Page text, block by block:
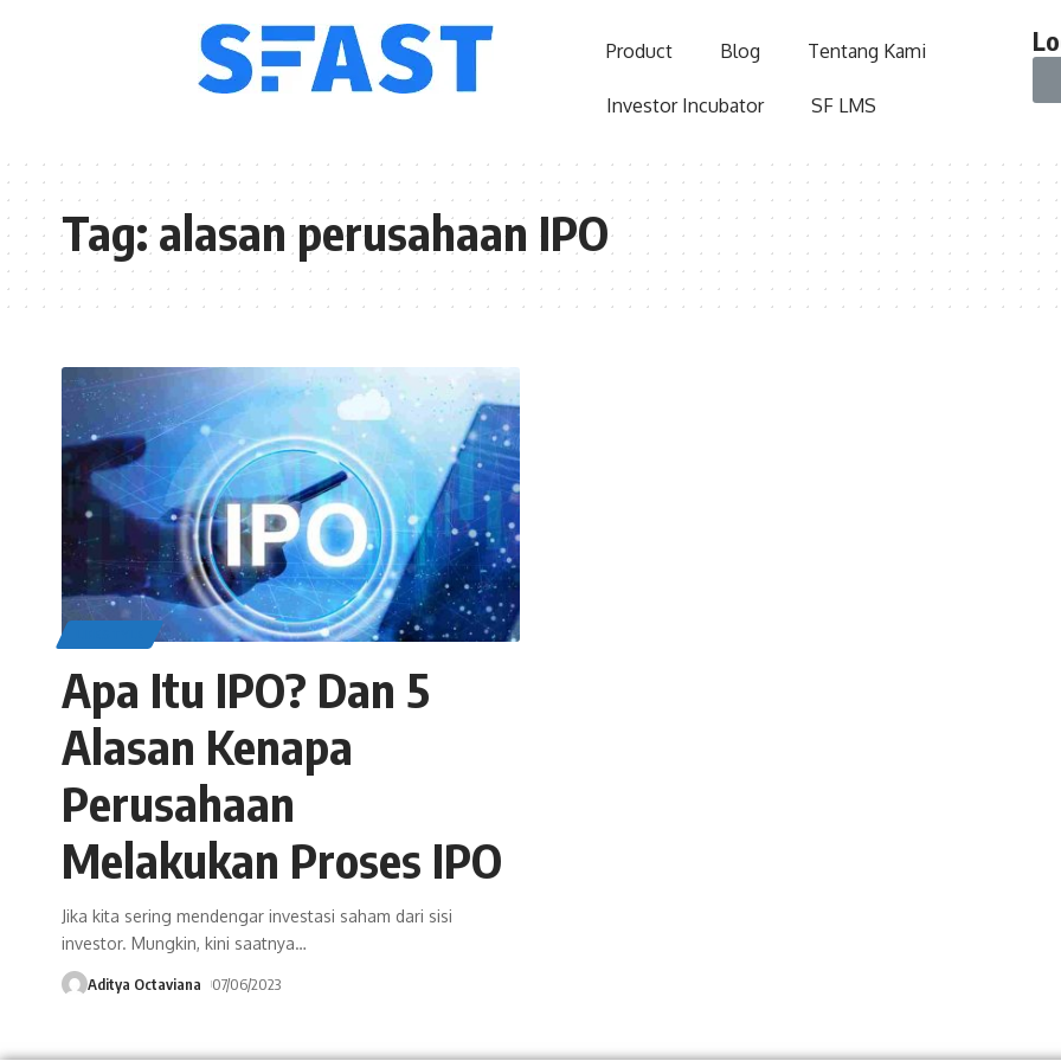
Product Blog Tentang Kami
Investor Incubator SF LMS
Tag:alasan perusahaan IPO
Apa Itu IPO? Dan 5
Alasan Kenapa
Perusahaan
Melakukan Proses IPO
Jika kita sering mendengar investasi saham dari sisi
investor. Mungkin, kini saatnya…
Aditya Octaviana 07/06/2023